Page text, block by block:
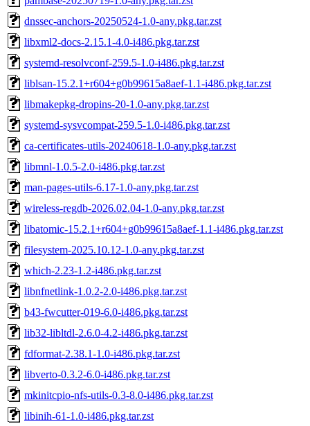
dnssec-anchors-20250524-1.0-any.pkg.tar.zst
libxml2-docs-2.15.1-4.0-i486.pkg.tar.zst
systemd-resolvconf-259.5-1.0-i486.pkg.tar.zst
liblsan-15.2.1+r604+g0b99615a8aef-1.1-i486.pkg.tar.zst
libmakepkg-dropins-20-1.0-any.pkg.tar.zst
systemd-sysvcompat-259.5-1.0-i486.pkg.tar.zst
ca-certificates-utils-20240618-1.0-any.pkg.tar.zst
libmnl-1.0.5-2.0-i486.pkg.tar.zst
man-pages-utils-6.17-1.0-any.pkg.tar.zst
wireless-regdb-2026.02.04-1.0-any.pkg.tar.zst
libatomic-15.2.1+r604+g0b99615a8aef-1.1-i486.pkg.tar.zst
filesystem-2025.10.12-1.0-any.pkg.tar.zst
which-2.23-1.2-i486.pkg.tar.zst
libnfnetlink-1.0.2-2.0-i486.pkg.tar.zst
b43-fwcutter-019-6.0-i486.pkg.tar.zst
lib32-libltdl-2.6.0-4.2-i486.pkg.tar.zst
fdformat-2.38.1-1.0-i486.pkg.tar.zst
libverto-0.3.2-6.0-i486.pkg.tar.zst
mkinitcpio-nfs-utils-0.3-8.0-i486.pkg.tar.zst
libinih-61-1.0-i486.pkg.tar.zst